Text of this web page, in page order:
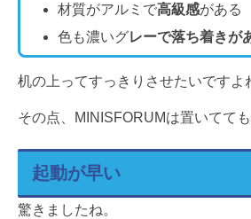
材質がアルミで高級感がある
色も濃いグレーで落ち着きが
机の上ってすっきりさせたいですよ
その点、MINISFORUMは置いてても
起動が早い
驚きましたね。